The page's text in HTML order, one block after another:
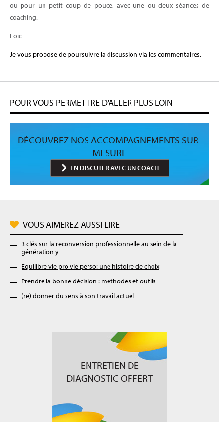
ou pour un petit coup de pouce, avec une ou deux séances de
coaching.
Loïc
Je vous propose de poursuivre la discussion via les commentaires.
POUR VOUS PERMETTRE D'ALLER PLUS LOIN
DÉCOUVREZ NOS ACCOMPAGNEMENTS SUR-
MESURE
EN DISCUTER AVEC UN COACH
VOUS AIMEREZ AUSSI LIRE
3 clés sur la reconversion professionnelle au sein de la
génération y
Equilibre vie pro vie perso: une histoire de choix
Prendre la bonne décision : méthodes et outils
(re) donner du sens à son travail actuel
ENTRETIEN DE
DIAGNOSTIC OFFERT